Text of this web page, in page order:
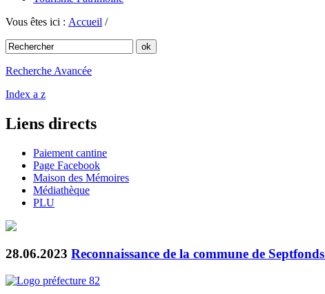
Vous êtes ici : Accueil /
Recherche Avancée
Index a z
Liens directs
Paiement cantine
Page Facebook
Maison des Mémoires
Médiathèque
PLU
28.06.2023 Reconnaissance de la commune de